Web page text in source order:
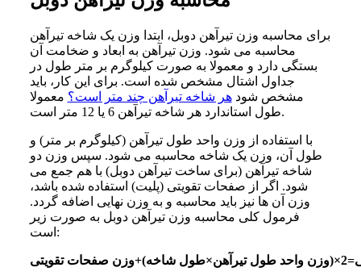
برای محاسبه وزن تیرآهن دوبل، ابتدا وزن یک شاخه تیرآهن
محاسبه می‌ شود. وزن تیرآهن به ابعاد و ضخامت آن
بستگی دارد و معمولا به‌ صورت کیلوگرم بر متر طول در
جداول اشتال مشخص شده است. برای این کار، باید
مشخص شودهر شاخه تیرآهن چند متر است؟ معمولا
طول استاندارد هر شاخه تیرآهن 6 یا 12 متر است.
با استفاده از وزن واحد طول تیرآهن (کیلوگرم بر متر) و
طول آن، وزن یک شاخه محاسبه می ‌شود. سپس وزن دو
شاخه تیرآهن (برای ساخت تیرآهن دوبل) با هم جمع می‌
شود. اگر از صفحات تقویتی (پلیت) استفاده شده باشد،
وزن آن ‌ها نیز باید محاسبه و به وزن نهایی اضافه گردد.
فرمول کلی محاسبه وزن تیرآهن دوبل به صورت زیر
است:
تقویتی